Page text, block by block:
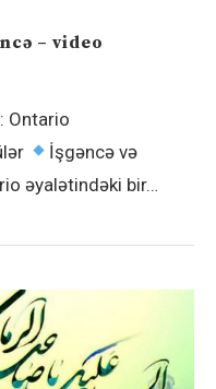
– video
Ontario
İşgəncə və
əyalətindəki bir…